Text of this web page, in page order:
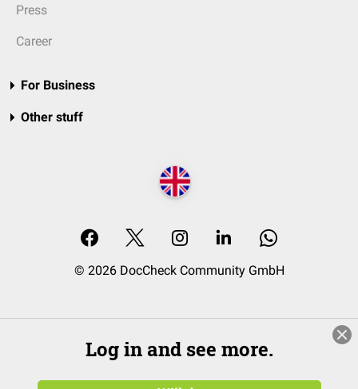
Press
Career
For Business
Other stuff
© 2026 DocCheck Community GmbH
Log in and see more.